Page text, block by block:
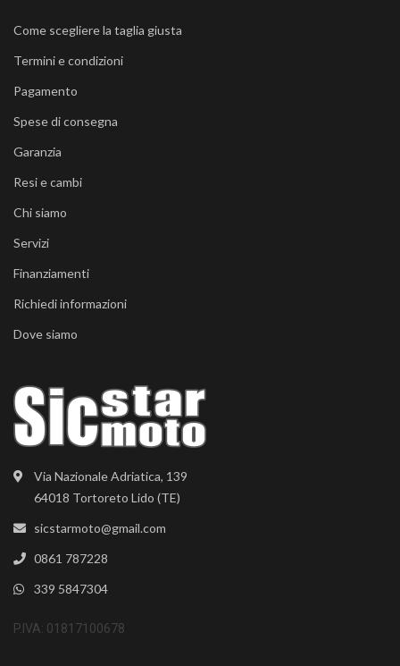
Via Nazionale Adriatica, 139
64018 Tortoreto Lido (TE)
sicstarmoto@gmail.com
0861 787228
339 5847304
P.IVA: 01817100678
Come scegliere la taglia giusta
Termini e condizioni
Pagamento
Spese di consegna
Garanzia
Resi e cambi
Chi siamo
Servizi
Finanziamenti
Richiedi informazioni
Dove siamo